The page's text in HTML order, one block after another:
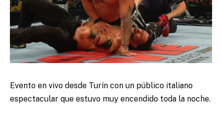
Evento en vivo desde Turín con un público italiano
espectacular que estuvo muy encendido toda la noche.